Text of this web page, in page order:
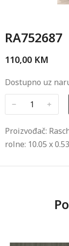
RA752687
110,00 KM
Dostupno uz
﹣ ﹢
Proizvođač:
rolne: 10.05 x